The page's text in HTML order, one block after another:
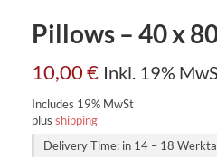
Pillows – 40 x
10,00€ Inkl. 19%
Includes 19% MwSt
plus shipping
Delivery Time: in 14 – 18